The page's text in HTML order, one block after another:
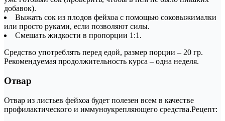
добавок).
Выжать сок из плодов фейхоа с помощью соковыжималки
или просто руками, если позволяют силы.
Смешать жидкости в пропорции 1:1.
Средство употреблять перед едой, размер порции – 20 гр.
Рекомендуемая продолжительность курса – одна неделя.
Отвар
Отвар из листьев фейхоа будет полезен всем в качестве
профилактического и иммуноукрепляющего средства.Рецепт: